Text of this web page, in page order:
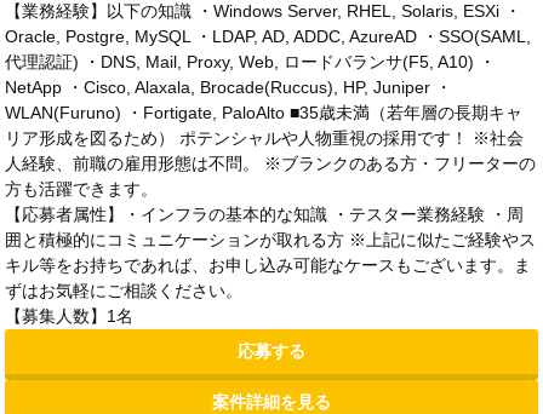
【業務経験】以下の知識 ・Windows Server, RHEL, Solaris, ESXi ・
Oracle, Postgre, MySQL ・LDAP, AD, ADDC, AzureAD ・SSO(SAML,
代理認証) ・DNS, Mail, Proxy, Web, ロードバランサ(F5, A10) ・
NetApp ・Cisco, Alaxala, Brocade(Ruccus), HP, Juniper ・
WLAN(Furuno) ・Fortigate, PaloAlto ■35歳未満（若年層の長期キャ
リア形成を図るため） ポテンシャルや人物重視の採用です！ ※社会
人経験、前職の雇用形態は不問。 ※ブランクのある方・フリーターの
方も活躍できます。
【応募者属性】・インフラの基本的な知識 ・テスター業務経験 ・周
囲と積極的にコミュニケーションが取れる方 ※上記に似たご経験やス
キル等をお持ちであれば、お申し込み可能なケースもございます。ま
ずはお気軽にご相談ください。
【募集人数】1名
応募する
案件詳細を見る